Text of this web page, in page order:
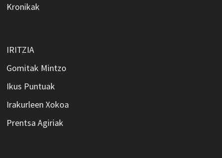
Kronikak
IRITZIA
Gomitak Mintzo
Ikus Puntuak
Irakurleen Xokoa
Prentsa Agiriak